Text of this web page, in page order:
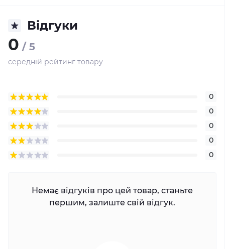
Відгуки
0 / 5
середній рейтинг товару
0
0
0
0
0
Немає відгуків про цей товар, станьте
першим, залиште свій відгук.